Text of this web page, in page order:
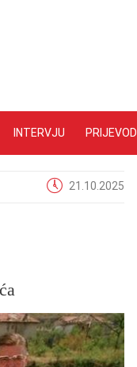
INTERVJU PRIJEVODI
21.10.2025